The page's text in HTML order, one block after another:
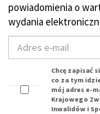
powiadomienia o
wydania
Chcę zapisać
co za tym
mój adres e-
Krajowego
Inwalidów i